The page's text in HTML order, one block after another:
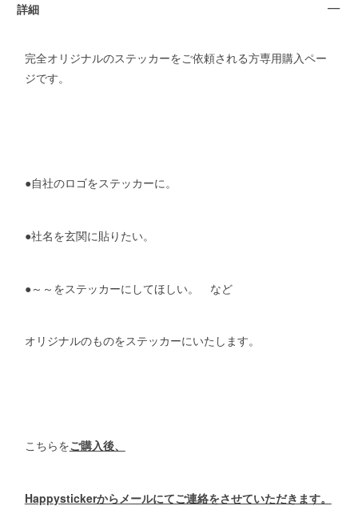
詳細
完全オリジナルのステッカーをご依頼される方専用購入ペー
ジです。
●自社のロゴをステッカーに。
●社名を玄関に貼りたい。
●～～をステッカーにしてほしい。 など
オリジナルのものをステッカーにいたします。
こちらをご購入後、
Happystickerからメールにてご連絡をさせていただきます。